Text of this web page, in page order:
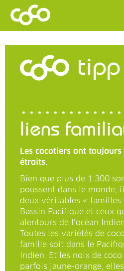
tipp
liens
Les cocotiers ont
étroits.
Bien que plus de 1.300
poussent dans le monde,
deux véritables « familles
Bassin Pacifique et ceux
alentours de l’océan
Toutes les variétés de
famille soit dans le
Indien. Et les noix de
parfois jaune-orange,